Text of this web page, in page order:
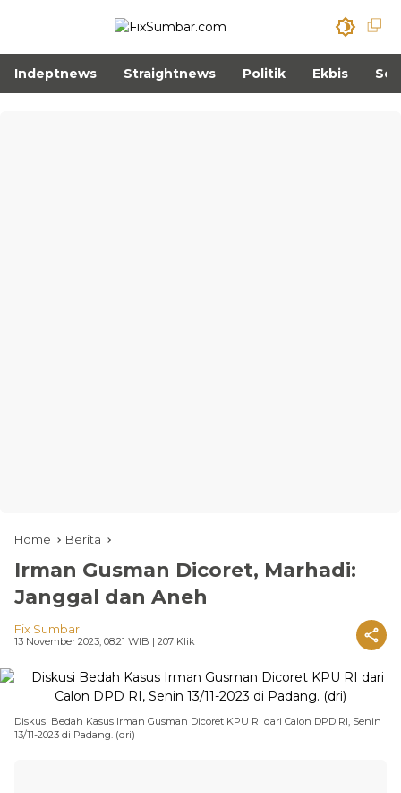
Indeptnews Straightnews Politik Ekbis
Home Berita
Irman Gusman Dicoret, Marhadi:
Janggal dan Aneh
Fix Sumbar
13 November 2023, 08:21 WIB | 207 Klik
Diskusi Bedah Kasus Irman Gusman Dicoret KPU RI dari Calon DPD RI, Senin
13/11-2023 di Padang. (dri)